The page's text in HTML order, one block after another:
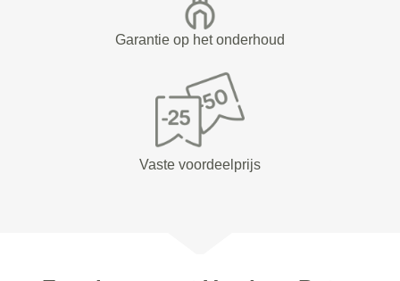
Garantie op het onderhoud
Vaste voordeelprijs